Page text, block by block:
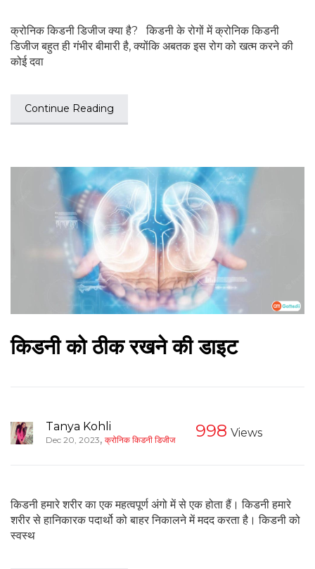
क्रोनिक किडनी डिजीज क्या है? किडनी के रोगों में क्रोनिक किडनी
डिजीज बहुत ही गंभीर बीमारी है, क्योंकि अबतक इस रोग को खत्म करने की
कोई दवा
Continue Reading
किडनी को ठीक रखने की डाइट
Tanya Kohli
Dec 20, 2023, क्रोनिक किडनी डिजीज 998 Views
किडनी हमारे शरीर का एक महत्वपूर्ण अंगो में से एक होता हैं। किडनी हमारे
शरीर से हानिकारक पदार्थो को बाहर निकालने में मदद करता है। किडनी को
स्वस्थ